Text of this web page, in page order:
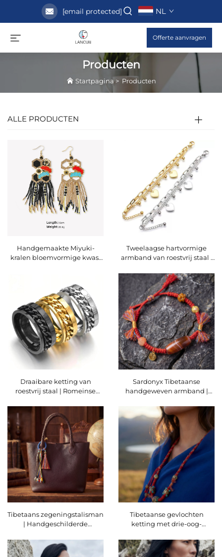
[email protected] NL
Offerte aanvragen
Producten
Startpagina> Producten
ALLE PRODUCTEN
Handgemaakte Miyuki-
kralen bloemvormige kwast
bungeloorbellen voor dames,
etnische boho-sieraden
cadeau, Yiwu Lancui,
Marrinu, op maat gemaakte
ontwerpen beschikbaar, MZ-
007-01
Tweelaagse hartvormige
armband van roestvrij staal |
perzikkleurige hart-sieraden |
Beste-vriend- en paar-
geschenk, niet verkleurend |
Marrinu
Draaibare ketting van
roestvrij staal | Romeinse
unisex paar-sieraden |
Marrinu
Sardonyx Tibetaanse
handgeweven armband |
gelukstasselarmband
Tibetaans zegeningstalisman
| Handgeschilderde
negen-oog-Dzi-kraal ×
yakboten A'Dai-amulet |
Tibetaanse gevlochten
ketting met drie-oog-
zeswoordige mantra |
Zuiverings- en